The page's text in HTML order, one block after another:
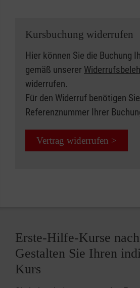
Kursbuchung widerrufen
Hier können Sie die Buchung
gemäß unserer
widerrufen.
Für den Widerruf benötigen
Referenznummer Ihrer
Vertrag widerrufen >
Erste-Hilfe-Kurse
Gestalten Sie Ihren
Kurs